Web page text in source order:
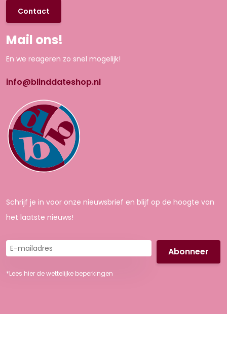
Contact
Mail ons!
En we reageren zo snel mogelijk!
info@blinddateshop.nl
Schrijf je in voor onze nieuwsbrief en blijf op de hoogte van
het laatste nieuws!
E-
mailadres
*Lees hier de wettelijke beperkingen